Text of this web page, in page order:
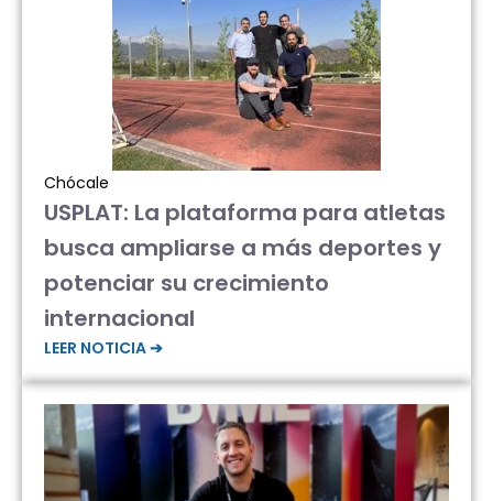
Chócale
USPLAT: La plataforma para atletas
busca ampliarse a más deportes y
potenciar su crecimiento
internacional
LEER NOTICIA ➔